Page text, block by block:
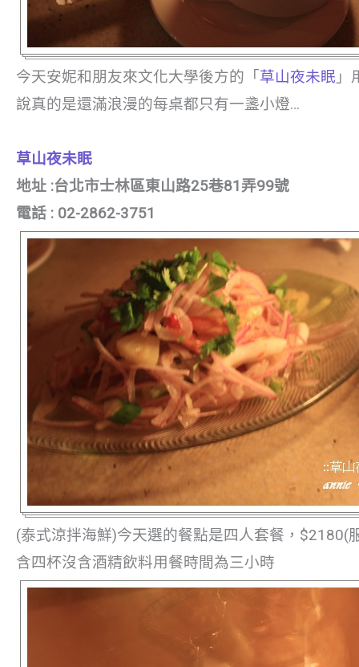
今天安妮和朋友來文化大學後方的「 草山夜未眠 」
說真的是還滿浪漫的每桌都只有一盞小燈…
草山夜未眠
地址 :台北市士林區東山路25巷81弄99號
電話 : 02-2862-3751
(泰式涼拌海鮮)今天選的餐點是四人套餐，$2180(
含四杯沒含酒精飲料用餐時間為三小時